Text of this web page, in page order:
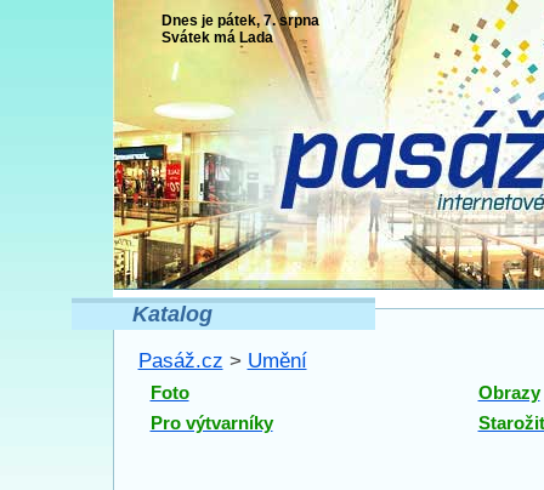
Dnes je pátek, 7. srpna
Svátek má Lada
Katalog
Pasáž.cz > Umění
Foto
Obrazy
Pro výtvarníky